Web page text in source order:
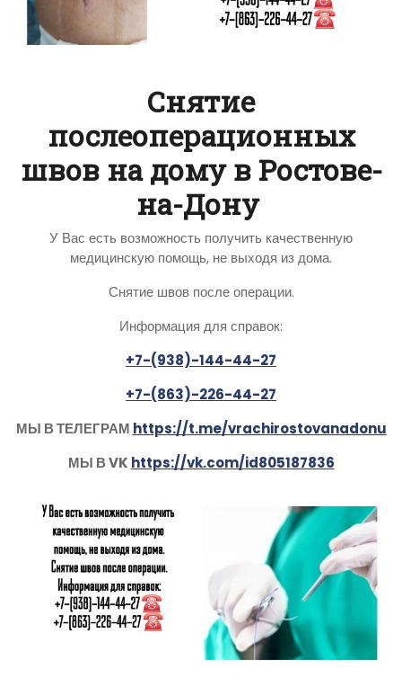
Снятие
послеоперационных
швов на дому в Ростове-
на-Дону
У Вас есть возможность получить качественную
медицинскую помощь, не выходя из дома.
Снятие швов после операции.
Информация для справок:
+7-(938)-144-44-27
+7-(863)-226-44-27
МЫ В ТЕЛЕГРАМ https://t.me/vrachirostovanadonu
МЫ В VK https://vk.com/id805187836